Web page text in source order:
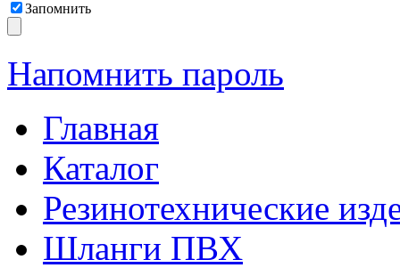
Запомнить
Напомнить пароль
Главная
Каталог
Резинотехнические
Шланги ПВХ